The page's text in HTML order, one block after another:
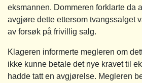
eksmannen. Dommeren forklarte da
avgjøre dette ettersom tvangssalget
av forsøk på frivillig salg.
Klageren informerte megleren om
ikke kunne betale det nye kravet til
hadde tatt en avgjørelse. Megleren